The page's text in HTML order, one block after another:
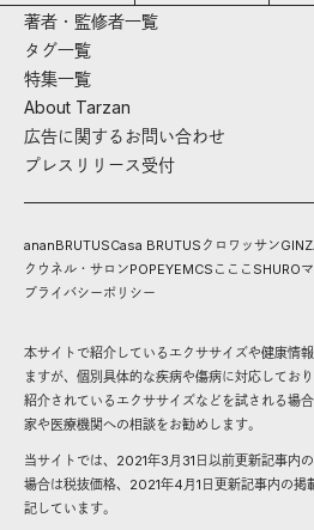
著者・監修者一覧
タグ一覧
特集一覧
About Tarzan
広告に関するお問い合わせ
プレスリリース受付
ananBRUTUSCasa BRUTUS クロワッサン
クウネル・サロンPOPEYEMCS こここ SHURO
プライバシーポリシー
本サイトで紹介しているエクササイズや健康情
ますが、個別具体的な疾病や傷病に対応しており
紹介されているエクササイズなどを試される場
家や医療機関への相談をお勧めします。
当サイトでは、2021年3月31日以前更新記事内
場合は税抜価格、2021年4月1日更新記事内の掲
記しています。